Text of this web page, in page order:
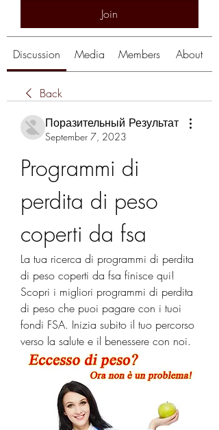
Join
Discussion Media Members About
Back
Поразительный Результат
September 7, 2023
Programmi di
perdita di peso
coperti da fsa
La tua ricerca di programmi di perdita
di peso coperti da fsa finisce qui!
Scopri i migliori programmi di perdita
di peso che puoi pagare con i tuoi
fondi FSA. Inizia subito il tuo percorso
verso la salute e il benessere con noi.